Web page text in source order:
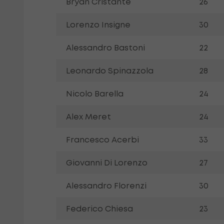
Lorenzo Insigne 30
Alessandro Bastoni 22
Leonardo Spinazzola 28
Nicolo Barella 24
Alex Meret 24
Francesco Acerbi 33
Giovanni Di Lorenzo 27
Alessandro Florenzi 30
Federico Chiesa 23